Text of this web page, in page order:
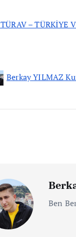
TÜRAV – TÜRKİYE
Berkay YILMAZ
Ben